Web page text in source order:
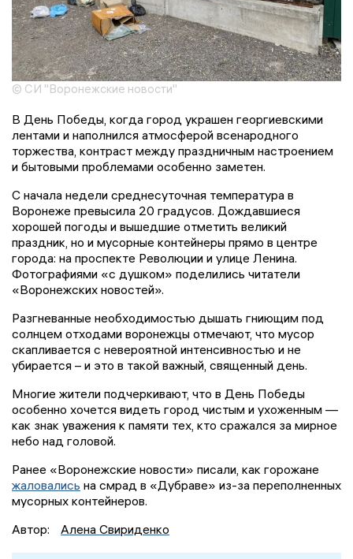
© СИ "Воронежские новости"
В День Победы, когда город украшен георгиевскими
лентами и наполнился атмосферой всенародного
торжества, контраст между праздничным настроением
и бытовыми проблемами особенно заметен.
С начала недели среднесуточная температура в
Воронеже превысила 20 градусов. Дождавшиеся
хорошей погоды и вышедшие отметить великий
праздник, но и мусорные контейнеры прямо в центре
города: на проспекте Революции и улице Ленина.
Фотографиями «с душком» поделились читатели
«Воронежских новостей».
Разгневанные необходимостью дышать гниющим под
солнцем отходами воронежцы отмечают, что мусор
скапливается с невероятной интенсивностью и не
убирается – и это в такой важный, священный день.
Многие жители подчеркивают, что в День Победы
особенно хочется видеть город чистым и ухоженным —
как знак уважения к памяти тех, кто сражался за мирное
небо над головой.
Ранее «Воронежские новости» писали, как горожане
жаловались на смрад в «Дубраве» из-за переполненных
мусорных контейнеров.
Автор:
Алена Свириденко